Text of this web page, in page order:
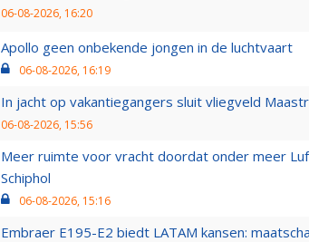
06-08-2026, 16:20
Apollo geen onbekende jongen in de luchtvaart
06-08-2026, 16:19
In jacht op vakantiegangers sluit vliegveld
06-08-2026, 15:56
Meer ruimte voor vracht doordat onder meer
Schiphol
06-08-2026, 15:16
Embraer E195-E2 biedt LATAM kansen: